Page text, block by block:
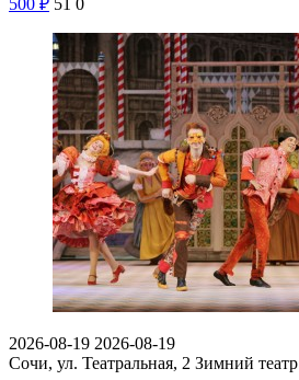
2026-08-19 2026-08-19
Сочи, ул. Театральная, 2 Зимний театр